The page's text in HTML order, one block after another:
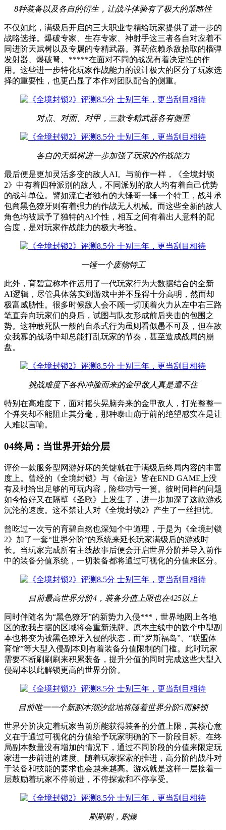
8种装备以及各自的衍生，让战斗体验有了极大的策略性
不仅如此，满级后开启的三大职业专精给玩家提供了进一步的
战略选择。爆破专家、生存专家、神射手这三者各自对应着不
同进阶天赋树以及专属的专精武器。弹药依赖杀敌拾取的榴弹
发射器、爆破弩、*****在面对不同的战况有着决定性的作
用。这些进一步特化玩家作战能力的设计极大的区分了玩家选
择的重要性，也更凸显了本作对团队配合的侧重。
对点、对面、对甲，三款专精武器各有侧重
各自的天赋树进一步加强了玩家的作战能力
最后便是更加灵活多变的敌人AI。与前作一样，《全境封锁
2》中有着四种派别的敌人，不同派别的敌人均有着自己优势
的战斗单位。譬如流亡者独有的大锤哥一锤一个特工，战斗承
包商黑色獠牙则有着强力的作战无人机械。而这些全新的敌人
角色均被赋予了独特的AI个性，相互之间有着出人意料的配
合度，是对玩家作战能力的极大考验。
一锤一个废物特工
此外，育碧宣称本作运用了一代玩家行为大数据结合的全新
AI逻辑，尽管具体落实到游戏中并不显得十分高明，然而却
极富威胁性。很多时候敌人会不顾一切顶着火力从左中右三路
笔直奔向玩家们的身后，试图与队友形成前后夹击的包围之
势。这种敢死队一般的自杀式行为虽则看似愚不可及，但在敌
众我寡的战场中却总能打乱玩家的节奏，甚至造成战局的崩
盘。
挑战难度下各种冲脸而来的金甲敌人真是遭不住
特别在高难度下，面对摇头晃脑奔来的金甲敌人，打光整整一
个弹夹却不能阻止其分毫，那种泰山崩于前的绝望感实在是让
人难以言喻。
04终局：当世界开始分层
评价一款服务型网游好坏的关键就在于满级后终局内容的丰富
度上。曾经的《全境封锁》与《命运》皆在END GAME上没
有及时给出足够的可玩内容，险些功亏一篑。彼时同样的问题
如今恰好又在隔壁《圣歌》上发生了，进一步加深了这款游戏
沉沦的速度。这不禁让人对《全境封锁2》产生了一丝担忧。
曾吃过一次亏的育碧自然也深知个中道理，于是为《全境封锁
2》加了一套“世界分阶”的系统来延长玩家满级后的游戏时
长。当玩家完成所有主线故事后便会开启世界分阶并导入前作
中的装备分值系统，一切装备都将通过可视化的分值来区分。
目前最高世界分阶4，装备分值上限也在425以上
同时伴随名为“黑色獠牙”的新势力入侵***，世界地图上各地
区的敌我占据的区域将会重新洗牌。原本主线中的数个中型副
本也将变为被黑色獠牙入侵的状态，而“罗斯福岛”、“联盟体
育馆”等大型入侵副本则有着装备分值限制的门槛。此时玩家
需要不断刷刷刷来积累装备，提升分值的同时完成这些大型入
侵副本以此解锁更高的世界分阶。
目前唯一一个新副本潮汐盆地将随着世界分阶5而解锁
世界分阶决定着玩家当前所能获得装备的分值上限，其核心意
义在于通过可视化的分值给予玩家明确的下一阶段目标。在终
局副本数量没有增加的情况下，通过不同阶段的分值来限定玩
家进一步前进的速度。随着玩家探索的推进，高分阶的战斗对
于装备和技能的要求也会越来越高。游戏就是这样一层接着一
层鼓励着玩家不停前进，不停探索和不停享受。
刷刷刷，刷爆